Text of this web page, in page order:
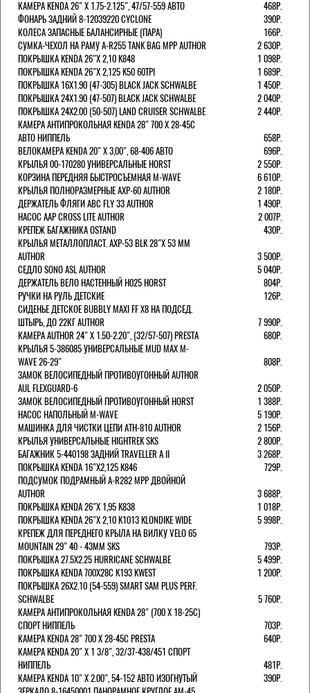
КАМЕРА KENDA 26" Х 1.75-2.125", 47/57-559 АВТО
468Р.
ФОНАРЬ ЗАДНИЙ 8-12039220 CYCLONE
390Р.
КОЛЕСА ЗАПАСНЫЕ БАЛАНСИРНЫЕ (ПАРА)
166Р.
CУМКА-ЧЕХОЛ НА РАМУ A-R255 TANK BAG MPP AUTHOR
2 630Р.
ПОКРЫШКА KENDA 26"Х 2,10 K848
1 098Р.
ПОКРЫШКА KENDA 26"Х 2,125 K50 60TPI
1 689Р.
ПОКРЫШКА 16X1.90 (47-305) BLACK JACK SCHWALBE
1 450Р.
ПОКРЫШКА 24X1.90 (47-507) BLACK JACK SCHWALBE
2 040Р.
ПОКРЫШКА 24X2.00 (50-507) LAND CRUISER SCHWALBE
2 440Р.
КАМЕРА АНТИПРОКОЛЬНАЯ KENDA 28" 700 Х 28-45C
АВТО НИППЕЛЬ
658Р.
ВЕЛОКАМЕРА KENDA 20" Х 3,00", 68-406 АВТО
696Р.
КРЫЛЬЯ 00-170280 УНИВЕРСАЛЬНЫЕ HORST
2 550Р.
КОРЗИНА ПЕРЕДНЯЯ БЫСТРОСЪЕМНАЯ M-WAVE
6 610Р.
КРЫЛЬЯ ПОЛНОРАЗМЕРНЫЕ AXP-60 AUTHOR
2 180Р.
ДЕРЖАТЕЛЬ ФЛЯГИ АВС FLY 33 AUTHOR
1 490Р.
НАСОС AAP CROSS LITE AUTHOR
2 007Р.
КРЕПЕЖ БАГАЖНИКА OSTAND
430Р.
КРЫЛЬЯ МЕТАЛЛОПЛАСТ. AXP-53 BLK 28"Х 53 ММ
AUTHOR
3 500Р.
СЕДЛО SONO ASL AUTHOR
5 040Р.
ДЕРЖАТЕЛЬ ВЕЛО НАСТЕННЫЙ H025 HORST
804Р.
РУЧКИ НА РУЛЬ ДЕТСКИЕ
126Р.
СИДЕНЬЕ ДЕТСКОЕ BUBBLY MAXI FF X8 НА ПОДСЕД.
ШТЫРЬ, ДО 22КГ AUTHOR
7 990Р.
КАМЕРА AUTHOR 24" Х 1.50-2.20", (32/57-507) PRESTA
680Р.
КРЫЛЬЯ 5-386085 УНИВЕРСАЛЬНЫЕ MUD MAX M-
WAVE 26-29"
808Р.
ЗАМОК ВЕЛОСИПЕДНЫЙ ПРОТИВОУГОННЫЙ AUTHOR
AUL FLEXGUARD-6
2 050Р.
ЗАМОК ВЕЛОСИПЕДНЫЙ ПРОТИВОУГОННЫЙ HORST
1 388Р.
НАСОС НАПОЛЬНЫЙ M-WAVE
5 190Р.
МАШИНКА ДЛЯ ЧИСТКИ ЦЕПИ ATH-810 AUTHOR
2 156Р.
КРЫЛЬЯ УНИВЕРСАЛЬНЫЕ HIGHTREK SKS
2 800Р.
БАГАЖНИК 5-440198 ЗАДНИЙ TRAVELLER A II
3 268Р.
ПОКРЫШКА KENDA 16"Х2,125 K846
729Р.
ПОДСУМОК ПОДРАМНЫЙ A-R282 MPP ДВОЙНОЙ
AUTHOR
3 688Р.
ПОКРЫШКА KENDA 26"Х 1,95 K838
1 018Р.
ПОКРЫШКА KENDA 26"Х 2,10 K1013 KLONDIKE WIDE
5 998Р.
КРЕПЕЖ ДЛЯ ПЕРЕДНЕГО КРЫЛА НА ВИЛКУ VELO 65
MOUNTAIN 29" 40 - 43ММ SKS
793Р.
ПОКРЫШКА 27.5X2.25 HURRICANE SCHWALBE
5 499Р.
ПОКРЫШКА KENDA 700Х28С K193 KWEST
1 200Р.
ПОКРЫШКА 26X2.10 (54-559) SMART SAM PLUS PERF.
SCHWALBE
5 760Р.
КАМЕРА АНТИПРОКОЛЬНАЯ KENDA 28" (700 Х 18-25C)
СПОРТ НИППЕЛЬ
703Р.
КАМЕРА KENDA 28" 700 Х 28-45С PRESTA
640Р.
КАМЕРА KENDA 20" Х 1 3/8", 32/37-438/451 СПОРТ
НИППЕЛЬ
481Р.
КАМЕРА KENDA 10" Х 2.00", 54-152 АВТО ИЗОГНУТЫЙ
390Р.